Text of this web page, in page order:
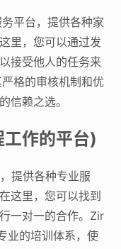
平台，提供各种家
里，您可以通过发
接受他人的任务来
格的审核机制和优
信赖之选。
作的平台)
提供各种专业服
这里，您可以找到
一对一的合作。Zir
业的培训体系，使